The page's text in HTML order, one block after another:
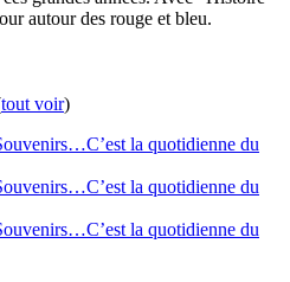
autour des rouge et bleu.
tout voir)
la quotidienne du
la quotidienne du
la quotidienne du